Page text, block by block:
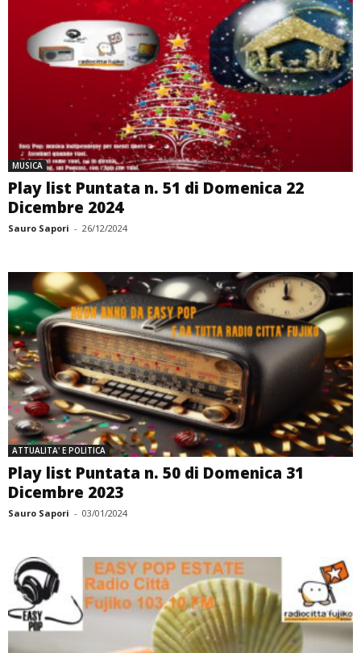
MUSICA
Play list Puntata n. 51 di Domenica 22
Dicembre 2024
Sauro Sapori - 26/12/2024
ATTUALITA' E POLITICA
Play list Puntata n. 50 di Domenica 31
Dicembre 2023
Sauro Sapori - 03/01/2024